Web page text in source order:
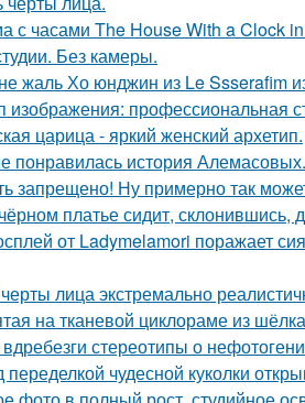
с часами The House With a Clock
Без камеры.
жаль Хо юнджин из Le Ssserafim
изображения: профессиональная
царица - яркий женский архетип.
понравилась история Алемасовых.
запрещено! Ну примерно так
платье сидит, склонившись,
от Ladymelamori поражает
лица экстремально
на тканевой циклораме из
стереотипы о
чудесной куколки